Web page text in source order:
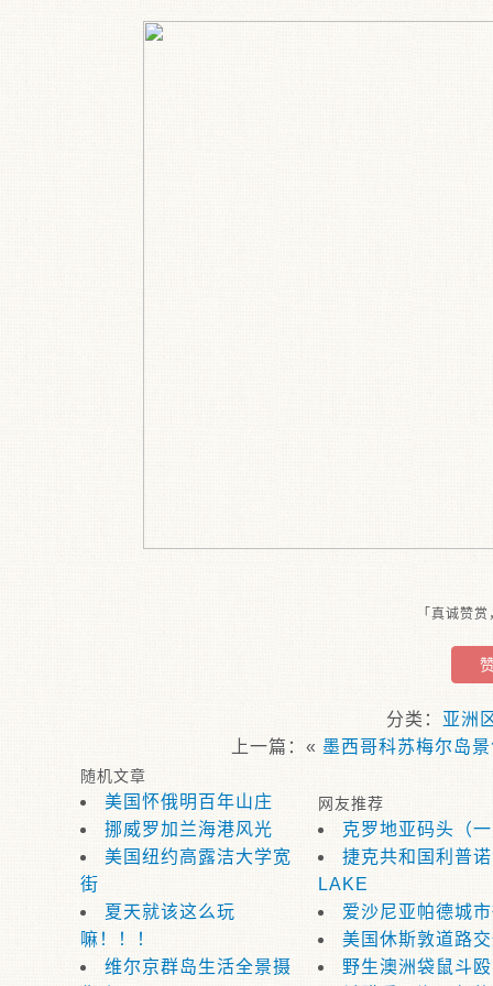
「真诚赞
分类： 亚洲
上一篇：« 墨西哥科苏梅尔岛
随机文章
美国怀俄明百年山庄
挪威罗加兰海港风光
美国纽约高露洁大学宽
街
夏天就该这么玩
嘛！！！
维尔京群岛生活全景摄
网友推荐
克罗地亚码头（
捷克共和国利普
LAKE
爱沙尼亚帕德城
美国休斯敦道路
野生澳洲袋鼠斗殴